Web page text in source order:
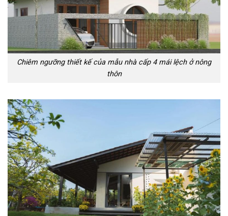
Chiêm ngưỡng thiết kế của mẫu nhà cấp 4 mái lệch ở nông
thôn